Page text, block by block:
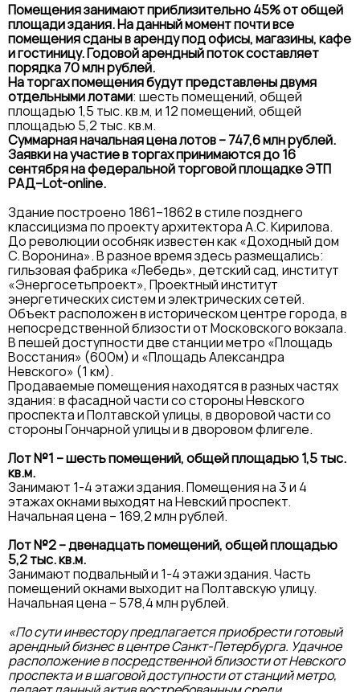
Помещения занимают приблизительно 45% от общей
площади здания. На данный момент почти все
помещения сданы в аренду под офисы, магазины, кафе
и гостиницу. Годовой арендный поток составляет
порядка 70 млн рублей.
На торгах помещения будут представлены двумя
отдельными лотами: шесть помещений, общей
площадью 1,5 тыс. кв.м, и 12 помещений, общей
площадью 5,2 тыс. кв.м.
Суммарная начальная цена лотов – 747,6 млн рублей.
Заявки на участие в торгах принимаются до 16
сентября на федеральной торговой площадке ЭТП
РАД–Lot-online.
Здание построено 1861–1862 в стиле позднего
классицизма по проекту архитектора А.С. Кирилова.
До революции особняк известен как «Доходный дом
С. Воронина». В разное время здесь размещались:
гильзовая фабрика «Лебедь», детский сад, институт
«Энергосетьпроект», Проектный институт
энергетических систем и электрических сетей.
Объект расположен в историческом центре города, в
непосредственной близости от Московского вокзала.
В пешей доступности две станции метро «Площадь
Восстания» (600м) и «Площадь Александра
Невского» (1 км).
Продаваемые помещения находятся в разных частях
здания: в фасадной части со стороны Невского
проспекта и Полтавской улицы, в дворовой части со
стороны Гончарной улицы и в дворовом флигеле.
Лот №1 – шесть помещений, общей площадью 1,5 тыс.
кв.м.
Занимают 1-4 этажи здания. Помещения на 3 и 4
этажах окнами выходят на Невский проспект.
Начальная цена – 169,2 млн рублей.
Лот №2 – двенадцать помещений, общей площадью
5,2 тыс. кв.м.
Занимают подвальный и 1-4 этажи здания. Часть
помещений окнами выходит на Полтавскую улицу.
Начальная цена – 578,4 млн рублей.
«По сути инвестору предлагается приобрести готовый
арендный бизнес в центре Санкт-Петербурга. Удачное
расположение в посредственной близости от Невского
проспекта и в шаговой доступности от станций метро,